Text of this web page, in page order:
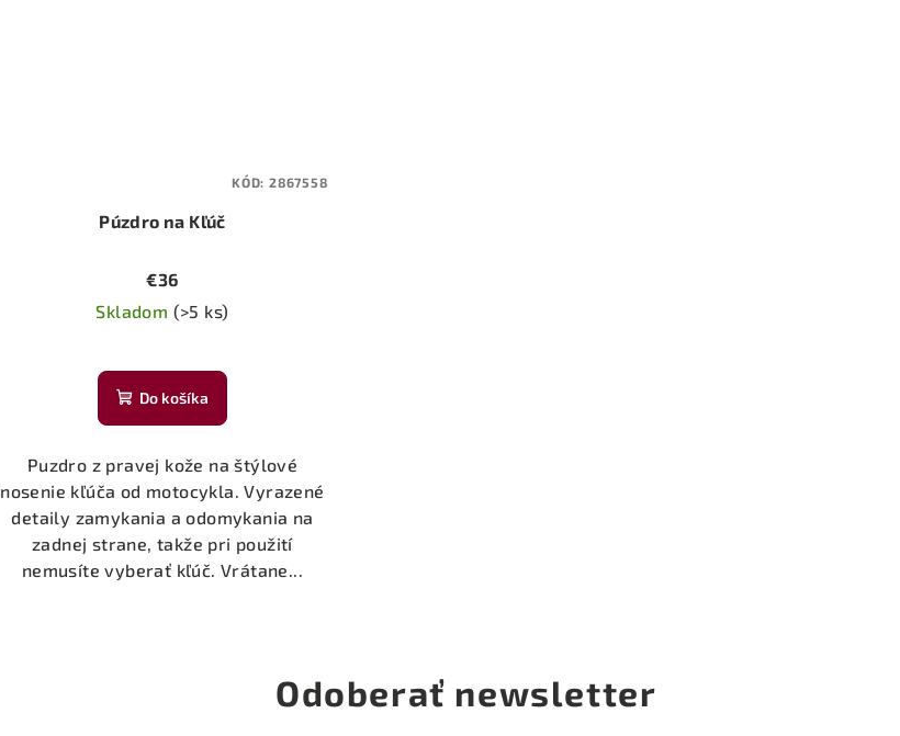
Púzdro na Kľúč
€36
Skladom (>5 ks)
Do košíka
Puzdro z pravej kože na štýlové
nosenie kľúča od motocykla. Vyrazené
detaily zamykania a odomykania na
zadnej strane, takže pri použití
nemusíte vyberať kľúč. Vrátane...
KÓD:2867558
Odoberať newsletter